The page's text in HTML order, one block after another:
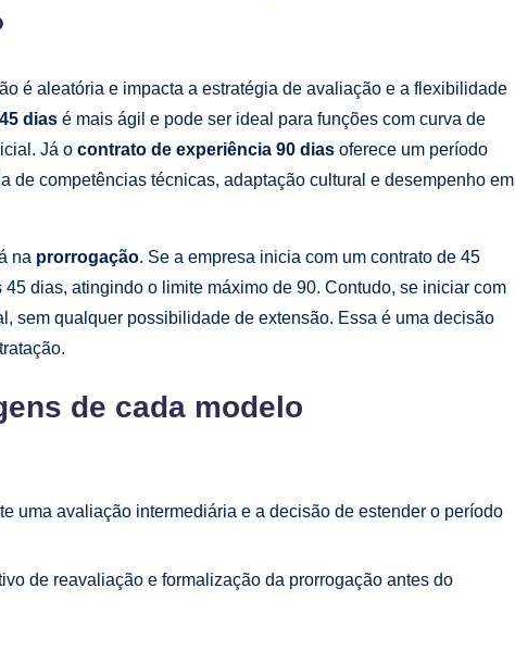
é aleatória e impacta a estratégia de avaliação e a flexibilidade
dias é mais ágil e pode ser ideal para funções com curva de
Já o contrato de experiência 90 dias oferece um período
de competências técnicas, adaptação cultural e desempenho em
na prorrogação. Se a empresa inicia com um contrato de 45
dias, atingindo o limite máximo de 90. Contudo, se iniciar com
sem qualquer possibilidade de extensão. Essa é uma decisão
de cada modelo
uma avaliação intermediária e a decisão de estender o período
de reavaliação e formalização da prorrogação antes do